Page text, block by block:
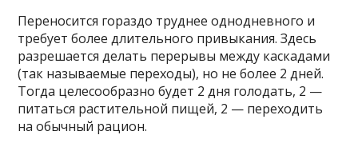
Переносится гораздо труднее однодневного и
требует более длительного привыкания. Здесь
разрешается делать перерывы между каскадами
(так называемые переходы), но не более 2 дней.
Тогда целесообразно будет 2 дня голодать, 2 —
питаться растительной пищей, 2 — переходить
на обычный рацион.